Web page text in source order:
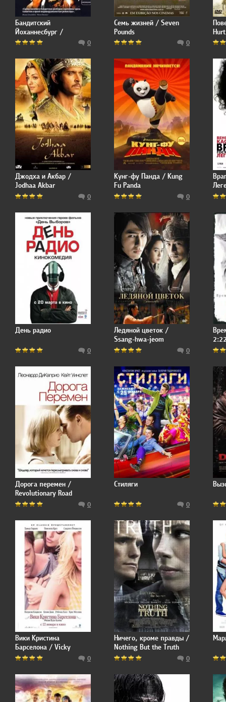
Бандитский
Йоханнесбург /
Jerusalema
0
Семь жизней / Seven
Pounds
0
Джодха и Акбар /
Jodhaa Akbar
0
Кунг-фу Панда / Kung
Fu Panda
0
День радио
0
Ледяной цветок /
Ssang-hwa-jeom
0
Дорога перемен /
Revolutionary Road
0
Стиляги
0
Вики Кристина
Барселона / Vicky
Cristina Barcelona
0
Ничего, кроме правды /
Nothing But the Truth
0